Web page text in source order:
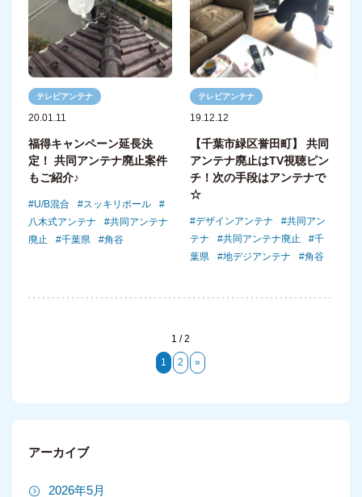
テレビアンテナ
20.01.11
福得キャンペーン延長決
定！ 共同アンテナ廃止案件
もご紹介♪
U/B混合
スッキリポール
八木式アンテナ
共同アンテナ
廃止
千葉県 角谷
テレビアンテナ
19.12.12
【千葉市緑区誉田町】 共同
アンテナ廃止はTV視聴ピン
チ！次の手段はアンテナで
☆
デザインアンテナ
共同アン
テナ
共同アンテナ廃止
千
葉県
地デジアンテナ 角谷
1 / 2
1 2 »
アーカイブ
2026年5月